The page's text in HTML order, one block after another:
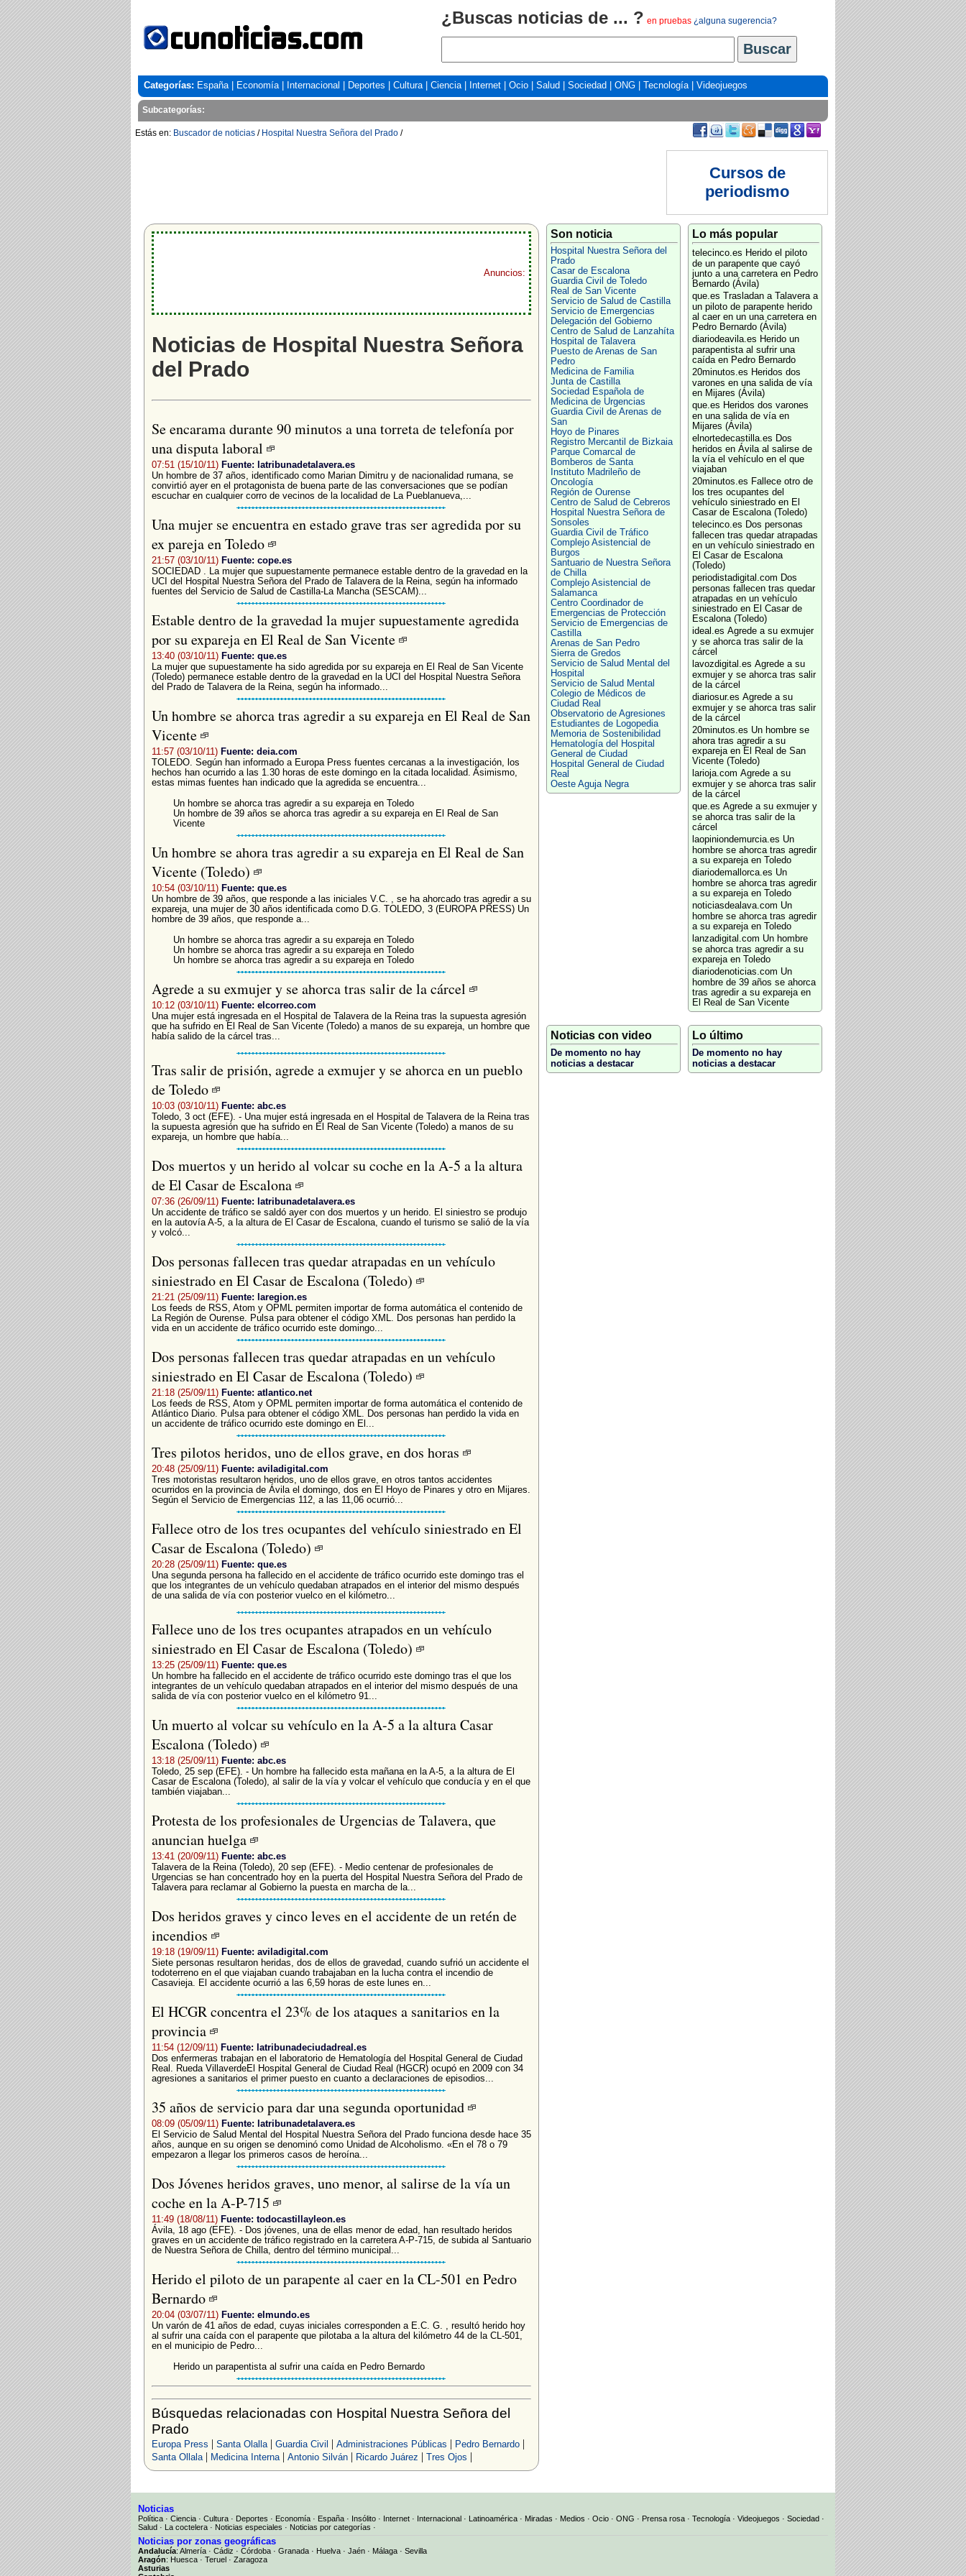
¿Buscas noticias de ... ? en pruebas ¿alguna sugerencia?
Categorías: España| Economía| Internacional Deportes Cultura| Ciencia| Internet Ocio Salud Sociedad ONG Tecnología| Videojuegos
Subcategorías:
Estás en: Buscador de noticias / Hospital Nuestra Señora del Prado /
Cursos de
periodismo
Anuncios:
Noticias de Hospital Nuestra Señora
del Prado
Se encarama durante 90 minutos a una torreta de telefonía por
una disputa laboral
07:51 (15/10/11) Fuente: latribunadetalavera.es
Un hombre de 37 años, identificado como Marian Dimitru y de nacionalidad rumana, se
convirtió ayer en el protagonista de buena parte de las conversaciones que se podían
escuchar en cualquier corro de vecinos de la localidad de La Pueblanueva,...
Una mujer se encuentra en estado grave tras ser agredida por su
ex pareja en Toledo
21:57 (03/10/11) Fuente: cope.es
SOCIEDAD . La mujer que supuestamente permanece estable dentro de la gravedad en la
UCI del Hospital Nuestra Señora del Prado de Talavera de la Reina, según ha informado
fuentes del Servicio de Salud de Castilla-La Mancha (SESCAM)...
Estable dentro de la gravedad la mujer supuestamente agredida
por su expareja en El Real de San Vicente
13:40 (03/10/11) Fuente: que.es
La mujer que supuestamente ha sido agredida por su expareja en El Real de San Vicente
(Toledo) permanece estable dentro de la gravedad en la UCI del Hospital Nuestra Señora
del Prado de Talavera de la Reina, según ha informado...
Un hombre se ahorca tras agredir a su expareja en El Real de San
Vicente
11:57 (03/10/11) Fuente: deia.com
TOLEDO. Según han informado a Europa Press fuentes cercanas a la investigación, los
hechos han ocurrido a las 1.30 horas de este domingo en la citada localidad. Asimismo,
estas mimas fuentes han indicado que la agredida se encuentra...
Un hombre se ahorca tras agredir a su expareja en Toledo
Un hombre de 39 años se ahorca tras agredir a su expareja en El Real de San
Vicente
Un hombre se ahora tras agredir a su expareja en El Real de San
Vicente (Toledo)
10:54 (03/10/11) Fuente: que.es
Un hombre de 39 años, que responde a las iniciales V.C. , se ha ahorcado tras agredir a su
expareja, una mujer de 30 años identificada como D.G. TOLEDO, 3 (EUROPA PRESS) Un
hombre de 39 años, que responde a...
Un hombre se ahorca tras agredir a su expareja en Toledo
Un hombre se ahorca tras agredir a su expareja en Toledo
Un hombre se ahorca tras agredir a su expareja en Toledo
Agrede a su exmujer y se ahorca tras salir de la cárcel
10:12 (03/10/11) Fuente: elcorreo.com
Una mujer está ingresada en el Hospital de Talavera de la Reina tras la supuesta agresión
que ha sufrido en El Real de San Vicente (Toledo) a manos de su expareja, un hombre que
había salido de la cárcel tras...
Tras salir de prisión, agrede a exmujer y se ahorca en un pueblo
de Toledo
10:03 (03/10/11) Fuente: abc.es
Toledo, 3 oct (EFE). - Una mujer está ingresada en el Hospital de Talavera de la Reina tras
la supuesta agresión que ha sufrido en El Real de San Vicente (Toledo) a manos de su
expareja, un hombre que había...
Dos muertos y un herido al volcar su coche en la A-5 a la altura
de El Casar de Escalona
07:36 (26/09/11) Fuente: latribunadetalavera.es
Un accidente de tráfico se saldó ayer con dos muertos y un herido. El siniestro se produjo
en la autovía A-5, a la altura de El Casar de Escalona, cuando el turismo se salió de la vía
y volcó...
Dos personas fallecen tras quedar atrapadas en un vehículo
siniestrado en El Casar de Escalona (Toledo)
21:21 (25/09/11) Fuente: laregion.es
Los feeds de RSS, Atom y OPML permiten importar de forma automática el contenido de
La Región de Ourense. Pulsa para obtener el código XML. Dos personas han perdido la
vida en un accidente de tráfico ocurrido este domingo...
Dos personas fallecen tras quedar atrapadas en un vehículo
siniestrado en El Casar de Escalona (Toledo)
21:18 (25/09/11) Fuente: atlantico.net
Los feeds de RSS, Atom y OPML permiten importar de forma automática el contenido de
Atlántico Diario. Pulsa para obtener el código XML. Dos personas han perdido la vida en
un accidente de tráfico ocurrido este domingo en El...
Tres pilotos heridos, uno de ellos grave, en dos horas
20:48 (25/09/11) Fuente: aviladigital.com
Tres motoristas resultaron heridos, uno de ellos grave, en otros tantos accidentes
ocurridos en la provincia de Ávila el domingo, dos en El Hoyo de Pinares y otro en Mijares.
Según el Servicio de Emergencias 112, a las 11,06 ocurrió...
Fallece otro de los tres ocupantes del vehículo siniestrado en El
Casar de Escalona (Toledo)
20:28 (25/09/11) Fuente: que.es
Una segunda persona ha fallecido en el accidente de tráfico ocurrido este domingo tras el
que los integrantes de un vehículo quedaban atrapados en el interior del mismo después
de una salida de vía con posterior vuelco en el kilómetro...
Fallece uno de los tres ocupantes atrapados en un vehículo
siniestrado en El Casar de Escalona (Toledo)
13:25 (25/09/11) Fuente: que.es
Un hombre ha fallecido en el accidente de tráfico ocurrido este domingo tras el que los
integrantes de un vehículo quedaban atrapados en el interior del mismo después de una
salida de vía con posterior vuelco en el kilómetro 91...
Un muerto al volcar su vehículo en la A-5 a la altura Casar
Escalona (Toledo)
13:18 (25/09/11) Fuente: abc.es
Toledo, 25 sep (EFE). - Un hombre ha fallecido esta mañana en la A-5, a la altura de El
Casar de Escalona (Toledo), al salir de la vía y volcar el vehículo que conducía y en el que
también viajaban...
Protesta de los profesionales de Urgencias de Talavera, que
anuncian huelga
13:41 (20/09/11) Fuente: abc.es
Talavera de la Reina (Toledo), 20 sep (EFE). - Medio centenar de profesionales de
Urgencias se han concentrado hoy en la puerta del Hospital Nuestra Señora del Prado de
Talavera para reclamar al Gobierno la puesta en marcha de la...
Dos heridos graves y cinco leves en el accidente de un retén de
incendios
19:18 (19/09/11) Fuente: aviladigital.com
Siete personas resultaron heridas, dos de ellos de gravedad, cuando sufrió un accidente el
todoterreno en el que viajaban cuando trabajaban en la lucha contra el incendio de
Casavieja. El accidente ocurrió a las 6,59 horas de este lunes en...
El HCGR concentra el 23% de los ataques a sanitarios en la
provincia
11:54 (12/09/11) Fuente: latribunadeciudadreal.es
Dos enfermeras trabajan en el laboratorio de Hematología del Hospital General de Ciudad
Real. Rueda VillaverdeEl Hospital General de Ciudad Real (HGCR) ocupó en 2009 con 34
agresiones a sanitarios el primer puesto en cuanto a declaraciones de episodios...
35 años de servicio para dar una segunda oportunidad
08:09 (05/09/11) Fuente: latribunadetalavera.es
El Servicio de Salud Mental del Hospital Nuestra Señora del Prado funciona desde hace 35
años, aunque en su origen se denominó como Unidad de Alcoholismo. «En el 78 o 79
empezaron a llegar los primeros casos de heroína...
Dos Jóvenes heridos graves, uno menor, al salirse de la vía un
coche en la A-P-715
11:49 (18/08/11) Fuente: todocastillayleon.es
Ávila, 18 ago (EFE). - Dos jóvenes, una de ellas menor de edad, han resultado heridos
graves en un accidente de tráfico registrado en la carretera A-P-715, de subida al Santuario
de Nuestra Señora de Chilla, dentro del término municipal...
Herido el piloto de un parapente al caer en la CL-501 en Pedro
Bernardo
20:04 (03/07/11) Fuente: elmundo.es
Un varón de 41 años de edad, cuyas iniciales corresponden a E.C. G. , resultó herido hoy
al sufrir una caída con el parapente que pilotaba a la altura del kilómetro 44 de la CL-501,
en el municipio de Pedro...
Herido un parapentista al sufrir una caída en Pedro Bernardo
Búsquedas relacionadas con Hospital Nuestra Señora del
Prado
Europa Press | Santa Olalla| Guardia Civil | Administraciones Públicas | Pedro Bernardo|
Santa Ollala| Medicina Interna| Antonio Silván| Ricardo Juárez | Tres Ojos |
Son noticia
Hospital Nuestra Señora del
Prado
Casar de Escalona
Guardia Civil de Toledo
Real de San Vicente
Servicio de Salud de Castilla
Servicio de Emergencias
Delegación del Gobierno
Centro de Salud de Lanzahíta
Hospital de Talavera
Puesto de Arenas de San
Pedro
Medicina de Familia
Junta de Castilla
Sociedad Española de
Medicina de Urgencias
Guardia Civil de Arenas de
San
Hoyo de Pinares
Registro Mercantil de Bizkaia
Parque Comarcal de
Bomberos de Santa
Instituto Madrileño de
Oncología
Región de Ourense
Centro de Salud de Cebreros
Hospital Nuestra Señora de
Sonsoles
Guardia Civil de Tráfico
Complejo Asistencial de
Burgos
Santuario de Nuestra Señora
de Chilla
Complejo Asistencial de
Salamanca
Centro Coordinador de
Emergencias de Protección
Servicio de Emergencias de
Castilla
Arenas de San Pedro
Sierra de Gredos
Servicio de Salud Mental del
Hospital
Servicio de Salud Mental
Colegio de Médicos de
Ciudad Real
Observatorio de Agresiones
Estudiantes de Logopedia
Memoria de Sostenibilidad
Hematología del Hospital
General de Ciudad
Hospital General de Ciudad
Real
Oeste Aguja Negra
Lo más popular
telecinco.es Herido el piloto
de un parapente que cayó
junto a una carretera en Pedro
Bernardo (Ávila)
que.es
Trasladan a Talavera a
un piloto de parapente herido
al caer en un una carretera en
Pedro Bernardo (Ávila)
diariodeavila.es Herido un
parapentista al sufrir una
caída en Pedro Bernardo
20minutos.es Heridos dos
varones en una salida de vía
en Mijares (Ávila)
que.es Heridos dos varones
en una salida de vía en
Mijares (Ávila)
elnortedecastilla.es Dos
heridos en Ávila al salirse de
la vía el vehículo en el que
viajaban
20minutos.es Fallece otro de
los tres ocupantes del
vehículo siniestrado en El
Casar de Escalona (Toledo)
telecinco.es Dos personas
fallecen tras quedar atrapadas
en un vehículo siniestrado en
El Casar de Escalona
(Toledo)
periodistadigital.com Dos
personas fallecen tras quedar
atrapadas en un vehículo
siniestrado en El Casar de
Escalona (Toledo)
ideal.es Agrede a su exmujer
y se ahorca tras salir de la
cárcel
lavozdigital.es Agrede a su
exmujer y se ahorca tras salir
de la cárcel
diariosur.es Agrede a su
exmujer y se ahorca tras salir
de la cárcel
20minutos.es Un hombre se
ahora tras agredir a su
expareja en El Real de San
Vicente (Toledo)
larioja.com Agrede a su
exmujer y se ahorca tras salir
de la cárcel
que.es Agrede a su exmujer y
se ahorca tras salir de la
cárcel
laopiniondemurcia.es Un
hombre se ahorca tras agredir
a su expareja en Toledo
diariodemallorca.es Un
hombre se ahorca tras agredir
a su expareja en Toledo
noticiasdealava.com Un
hombre se ahorca tras agredir
a su expareja en Toledo
lanzadigital.com Un hombre
se ahorca tras agredir a su
expareja en Toledo
diariodenoticias.com Un
hombre de 39 años se ahorca
tras agredir a su expareja en
El Real de San Vicente
Noticias con video
De momento no hay
noticias a destacar
Lo último
De momento no hay
noticias a destacar
Noticias
Política · Ciencia · Cultura · Deportes · Economía · España · Insólito · Internet · Internacional · Latinoamérica · Miradas · Medios · Ocio · ONG · Prensa rosa · Tecnología · Videojuegos · Sociedad ·
Salud · La coctelera · Noticias especiales · Noticias por categorías ·
Noticias por zonas geográficas
Andalucía: Almería · Cádiz · Córdoba · Granada · Huelva · Jaén · Málaga · Sevilla
Aragón: Huesca · Teruel · Zaragoza
Asturias